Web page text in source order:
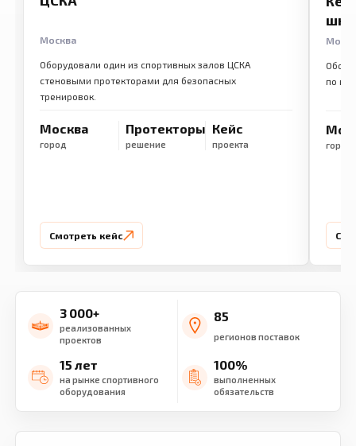
Москва
Оборудовали один из спортивных залов ЦСКА
стеновыми протекторами для безопасных
тренировок.
Москва
город
Протекторы
решение
Кейс
проекта
Смотреть кейс
по
город
3 000+
реализованных
проектов
85
регионов поставок
15 лет
на рынке спортивного
оборудования
100%
выполненных
обязательств